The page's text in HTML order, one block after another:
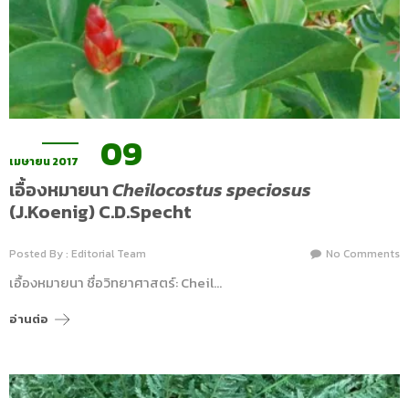
เมษายน 2017 09
เอื้องหมายนาCheilocostus speciosus
(J.Koenig) C.D.Specht
Posted By : Editorial Team No Comments
เอื้องหมายนา ชื่อวิทยาศาสตร์: Cheil…
อ่านต่อ